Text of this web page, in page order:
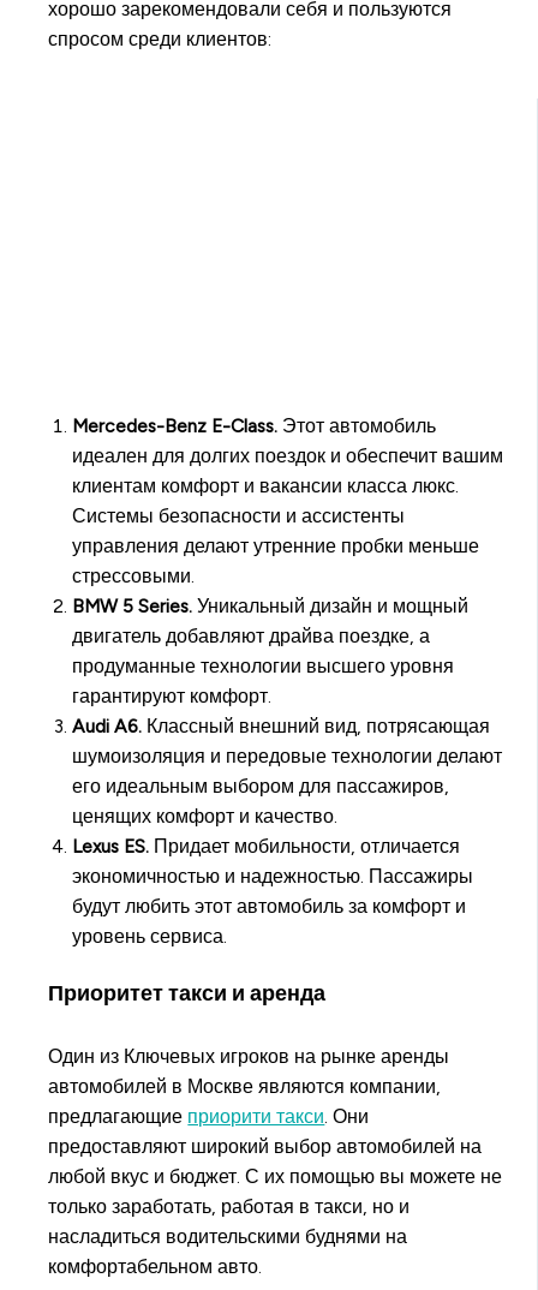
хорошо зарекомендовали себя и пользуются
спросом среди клиентов:
Mercedes-Benz E-Class. Этот автомобиль
идеален для долгих поездок и обеспечит вашим
клиентам комфорт и вакансии класса люкс.
Системы безопасности и ассистенты
управления делают утренние пробки меньше
стрессовыми.
BMW 5 Series. Уникальный дизайн и мощный
двигатель добавляют драйва поездке, а
продуманные технологии высшего уровня
гарантируют комфорт.
Audi A6. Классный внешний вид, потрясающая
шумоизоляция и передовые технологии делают
его идеальным выбором для пассажиров,
ценящих комфорт и качество.
Lexus ES. Придает мобильности, отличается
экономичностью и надежностью. Пассажиры
будут любить этот автомобиль за комфорт и
уровень сервиса.
Приоритет такси и аренда
Один из Ключевых игроков на рынке аренды
автомобилей в Москве являются компании,
предлагающие приорити такси. Они
предоставляют широкий выбор автомобилей на
любой вкус и бюджет. С их помощью вы можете не
только заработать, работая в такси, но и
насладиться водительскими буднями на
комфортабельном авто.